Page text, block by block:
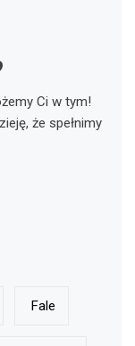
Ci w tym!
że spełnimy
Fale